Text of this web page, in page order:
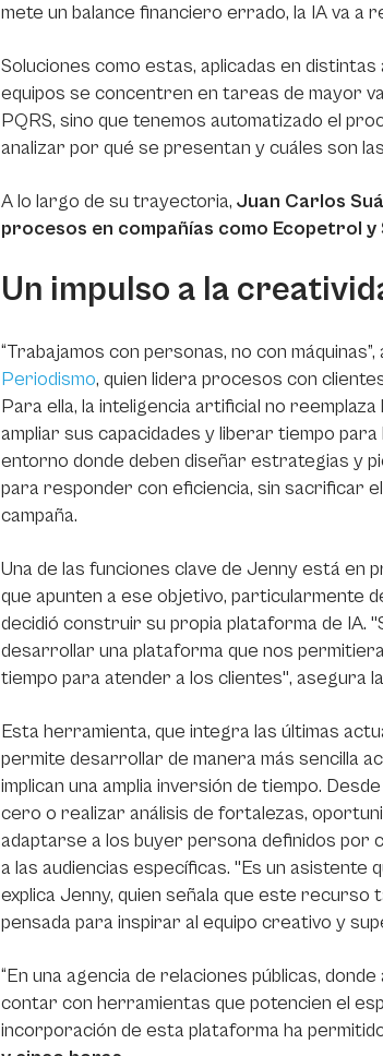
mete un balance financiero errado, la IA va a
Soluciones como estas, aplicadas en
equipos se concentren en tareas de mayor
PQRS, sino que tenemos automatizado el
analizar por qué se presentan y cuáles son
A lo largo de su trayectoria, Juan Carlos
procesos en compañías como Ecopetrol y
Un impulso a la
“Trabajamos con personas, no con
Periodismo, quien lidera procesos con
Para ella, la inteligencia artificial no
ampliar sus capacidades y liberar tiempo
entorno donde deben diseñar estrategias y
para responder con eficiencia, sin sacrificar
campaña.
Una de las funciones clave de Jenny está
que apunten a ese objetivo, particularmente
decidió construir su propia plataforma de IA.
desarrollar una plataforma que nos
tiempo para atender a los clientes", asegura
Esta herramienta, que integra las últimas
permite desarrollar de manera más sencilla
implican una amplia inversión de tiempo.
cero o realizar análisis de fortalezas,
adaptarse a los buyer persona definidos por
a las audiencias específicas. "Es un asistente
explica Jenny, quien señala que este
pensada para inspirar al equipo creativo y
“En una agencia de relaciones públicas,
contar con herramientas que potencien el
incorporación de esta plataforma ha